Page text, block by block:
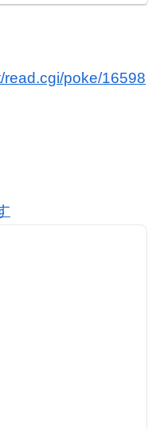
poke/16598